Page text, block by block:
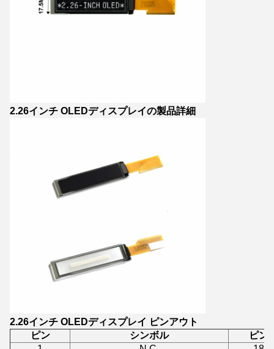
2.26インチ OLEDディスプレイの製品詳細
2.26インチ OLEDディスプレイ ピンアウト
ピン
シンボル
ピン